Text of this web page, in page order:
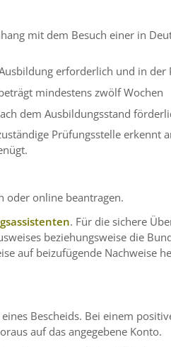
mit dem Besuch einer in
erforderlich und in der
mindestens zwölf Wochen
dem Ausbildungsstand
Prüfungsstelle erkennt
oder online beantragen.
. Für die sichere
beziehungsweise die
auf beizufügende Nachweise
Bescheids. Bei einem
auf das angegebene Konto.